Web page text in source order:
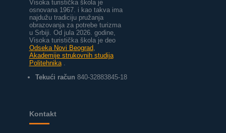
Visoka turistička škola je
osnovana 1967. i kao takva ima
najdužu tradiciju pružanja
obrazovanja za potrebe turizma
u Srbiji. Od jula 2026. godine,
Visoka turistička škola je deo
Odseka Novi Beograd
Akademije strukovnih studija
Politehnika
Tekući račun 840-32883845-18
Kontakt